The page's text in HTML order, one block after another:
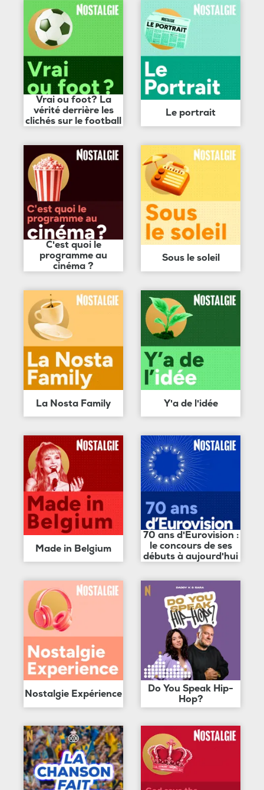
Vrai ou foot? La
vérité derrière les
clichés sur le football
Le portrait
C'est quoi le
programme au
cinéma ?
Sous le soleil
La Nosta Family Y'a de l'idée
Made in Belgium
70 ans d'Eurovision :
le concours de ses
débuts à aujourd'hui
Nostalgie Expérience
Do You Speak Hip-
Hop?